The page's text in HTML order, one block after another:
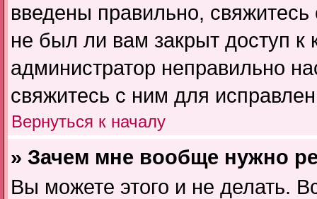
введены правильно,
не был ли вам закрыт доступ
администратор неправильно
свяжитесь с ним для
Вернуться к началу
» Зачем мне вообще нужно
Вы можете этого и не делать.